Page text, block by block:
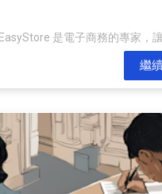
是電子商務的專家，讓
繼